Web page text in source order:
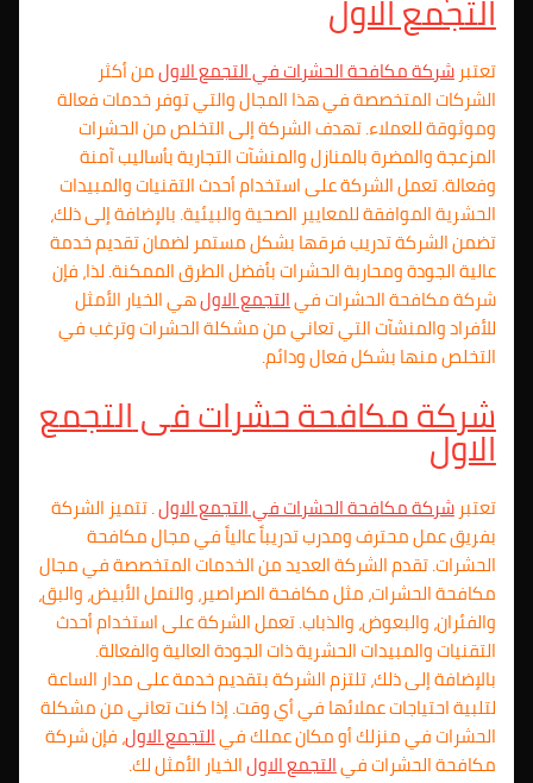
التجمع الاول
تعتبرشركة مكافحة الحشرات فيالتجمع الاولمن أكثر
الشركات المتخصصة في هذا المجال والتي توفر خدمات فعالة
وموثوقة للعملاء. تهدف الشركة إلى التخلص من الحشرات
المزعجة والمضرة بالمنازل والمنشآت التجارية بأساليب آمنة
وفعالة. تعمل الشركة على استخدام أحدث التقنيات والمبيدات
الحشرية الموافقة للمعايير الصحية والبيئية. بالإضافة إلى ذلك،
تضمن الشركة تدريب فرقها بشكل مستمر لضمان تقديم خدمة
عالية الجودة ومحاربة الحشرات بأفضل الطرق الممكنة. لذا، فإن
شركة مكافحة الحشرات فيالتجمع الاولهي الخيار الأمثل
للأفراد والمنشآت التي تعاني من مشكلة الحشرات وترغب في
التخلص منها بشكل فعال ودائم.
شركة مكافحة حشرات فىالتجمع
الاول
تعتبرشركة مكافحة الحشرات فيالتجمع الاول. تتميز الشركة
بفريق عمل محترف ومدرب تدريباً عالياً في مجال مكافحة
الحشرات. تقدم الشركة العديد من الخدمات المتخصصة في مجال
مكافحة الحشرات، مثل مكافحة الصراصير، والنمل الأبيض، والبق،
والفئران، والبعوض، والذباب. تعمل الشركة على استخدام أحدث
التقنيات والمبيدات الحشرية ذات الجودة العالية والفعالة.
بالإضافة إلى ذلك، تلتزم الشركة بتقديم خدمة على مدار الساعة
لتلبية احتياجات عملائها في أي وقت. إذا كنت تعاني من مشكلة
الحشرات في منزلك أو مكان عملك فيالتجمع الاول، فإن شركة
مكافحة الحشرات فيالتجمع الاولالخيار الأمثل لك.